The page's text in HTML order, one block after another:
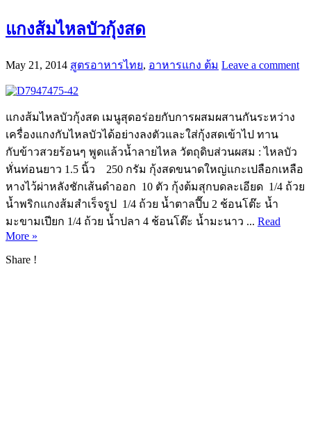
แกงส้มไหลบัวกุ้งสด
May 21, 2014 สูตรอาหารไทย, อาหารแกง ต้ม Leave a comment
แกงส้มไหลบัวกุ้งสด เมนูสุดอร่อยกับการผสมผสานกันระหว่าง
เครื่องแกงกับไหลบัวได้อย่างลงตัวและใส่กุ้งสดเข้าไป ทาน
กับข้าวสวยร้อนๆ พูดแล้วน้ำลายไหล วัตถุดิบส่วนผสม : ไหลบัว
หั่นท่อนยาว 1.5 นิ้ว 250 กรัม กุ้งสดขนาดใหญ่แกะเปลือกเหลือ
หางไว้ผ่าหลังชักเส้นดำออก 10 ตัว กุ้งต้มสุกบดละเอียด 1/4 ถ้วย
น้ำพริกแกงส้มสำเร็จรูป 1/4 ถ้วย น้ำตาลปี๊บ 2 ช้อนโต๊ะ น้ำ
มะขามเปียก 1/4 ถ้วย น้ำปลา 4 ช้อนโต๊ะ น้ำมะนาว ... Read
More »
Share !